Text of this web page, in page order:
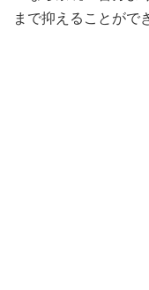
まで抑えることがで